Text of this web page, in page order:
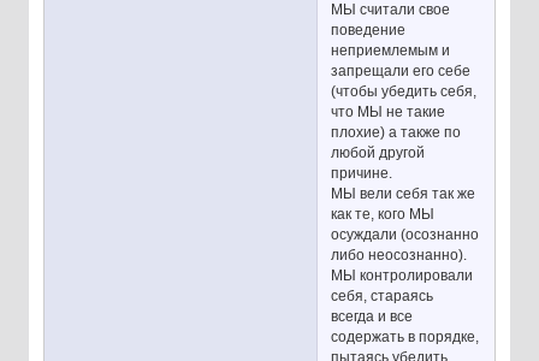
МЫ считали свое
поведение
неприемлемым и
запрещали его себе
(чтобы убедить себя,
что МЫ не такие
плохие) а также по
любой другой
причине.
МЫ вели себя так же
как те, кого МЫ
осуждали (осознанно
либо неосознанно).
МЫ контролировали
себя, стараясь
всегда и все
содержать в порядке,
пытаясь убедить